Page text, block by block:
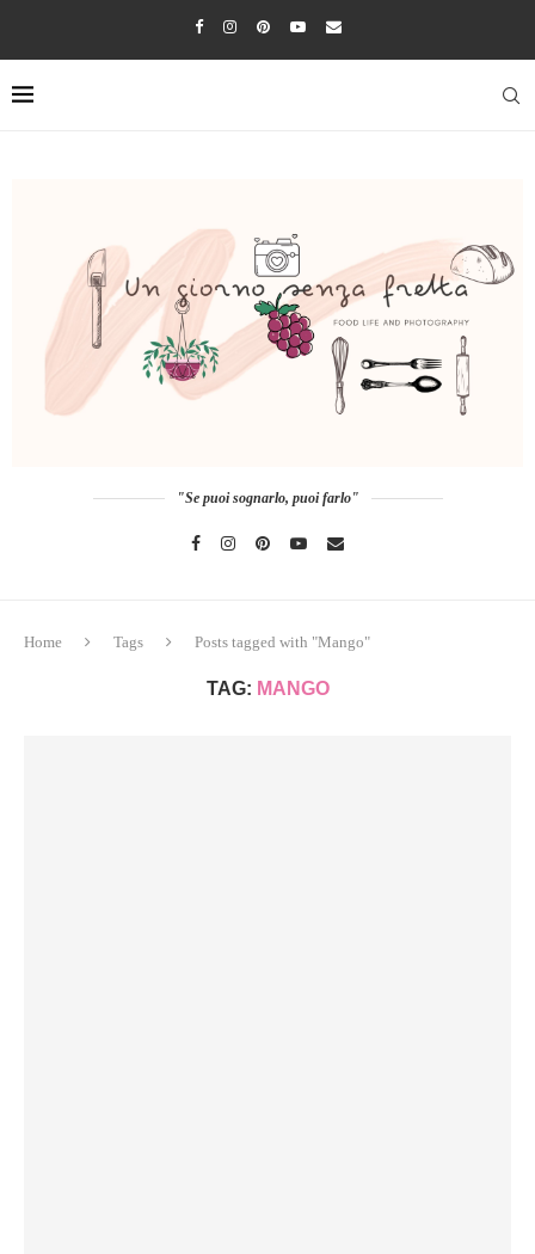
"Se puoi sognarlo, puoi farlo"
Home Tags Posts tagged with "Mango"
TAG: MANGO